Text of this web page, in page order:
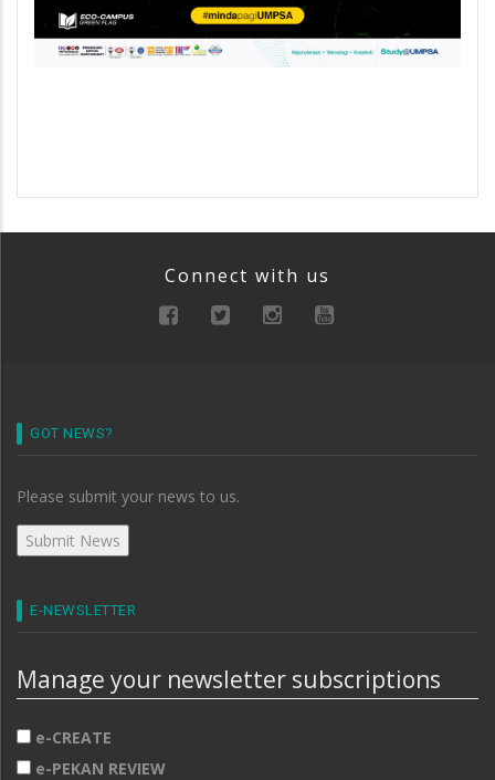
Connect with us
GOT NEWS?
Please submit your news to us.
E-NEWSLETTER
Manage your newsletter subscriptions
e-CREATE
e-PEKAN REVIEW